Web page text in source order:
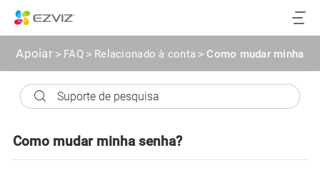
Apoiar> FAQ> Relacionado à conta > Como mudar minha
Como mudar minha senha?